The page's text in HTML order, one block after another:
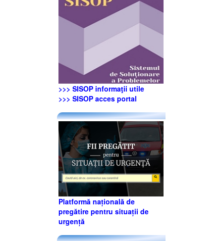
>>> SISOP informaţii utile
>>> SISOP acces portal
Platformă națională de
pregătire pentru situații de
urgență